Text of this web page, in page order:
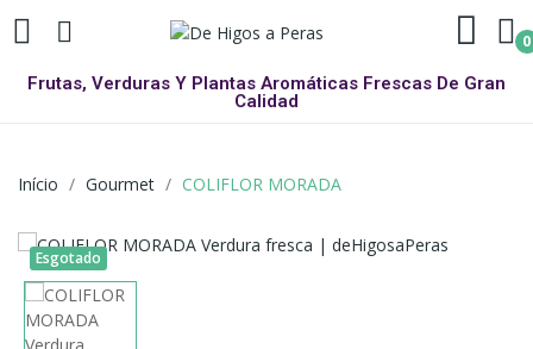
0
Frutas, Verduras Y Plantas Aromáticas Frescas De Gran
Calidad
Início Gourmet COLIFLOR MORADA
Esgotado